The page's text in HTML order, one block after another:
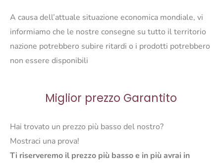
A causa dell’attuale situazione economica mondiale, vi
informiamo che le nostre consegne su tutto il territorio
nazione potrebbero subire ritardi o i prodotti potrebbero
non essere disponibili
Miglior prezzo Garantito
Hai trovato un prezzo più basso del nostro?
Mostraci una prova!
Ti riserveremo il prezzo più basso e in più avrai in